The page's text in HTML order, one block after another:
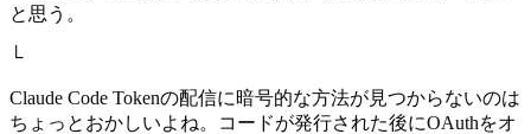
と思う。
└
Claude Code Tokenの配信に暗号的な方法が見つからないのは
ちょっとおかしいよね。コードが発行された後にOAuthをオ